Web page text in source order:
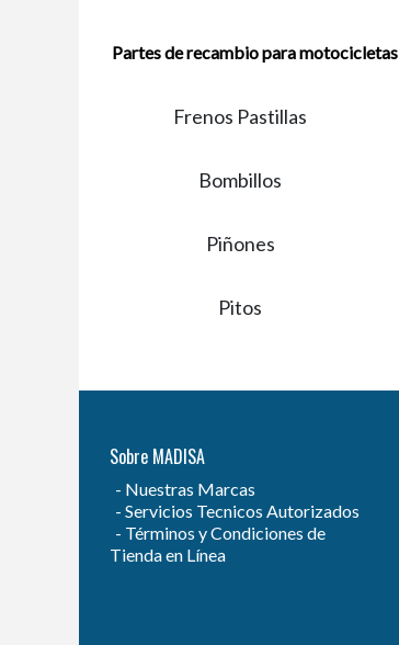
Partes de recambio para motocicletas
Frenos Pastillas
Bombillos
Piñones
Pitos
Sobre MADISA
Nuestras Marcas
Servicios Tecnicos Autorizados
Términos y Condiciones de
Tienda en Línea